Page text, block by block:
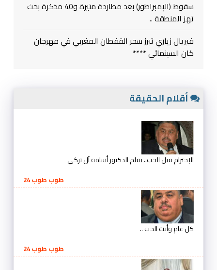
سقوط (الإمبراطور) بعد مطاردة متيرة و40 مذكرة بحث
تهز المنطقة ..
فيريال زياري تبرز سحر القفطان المغربي في مهرجان
كان السينمائي ****
أقلام الحقيقة
الإحترام قبل الحب.. بقلم الدكتور أسامة آل تركي
طوب طوب 24
كل عام وأنت الحب ..
طوب طوب 24